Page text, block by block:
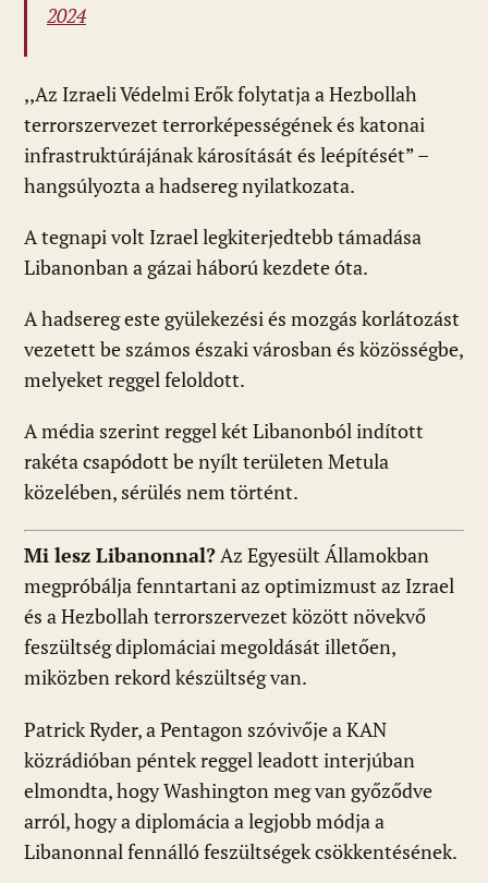
2024
,,Az Izraeli Védelmi Erők folytatja a Hezbollah
terrorszervezet terrorképességének és katonai
infrastruktúrájának károsítását és leépítését” –
hangsúlyozta a hadsereg nyilatkozata.
A tegnapi volt Izrael legkiterjedtebb támadása
Libanonban a gázai háború kezdete óta.
A hadsereg este gyülekezési és mozgás korlátozást
vezetett be számos északi városban és közösségbe,
melyeket reggel feloldott.
A média szerint reggel két Libanonból indított
rakéta csapódott be nyílt területen Metula
közelében, sérülés nem történt.
Mi lesz Libanonnal?Az Egyesült Államokban
megpróbálja fenntartani az optimizmust az Izrael
és a Hezbollah terrorszervezet között növekvő
feszültség diplomáciai megoldását illetően,
miközben rekord készültség van.
Patrick Ryder, a Pentagon szóvivője a KAN
közrádióban péntek reggel leadott interjúban
elmondta, hogy Washington meg van győződve
arról, hogy a diplomácia a legjobb módja a
Libanonnal fennálló feszültségek csökkentésének.